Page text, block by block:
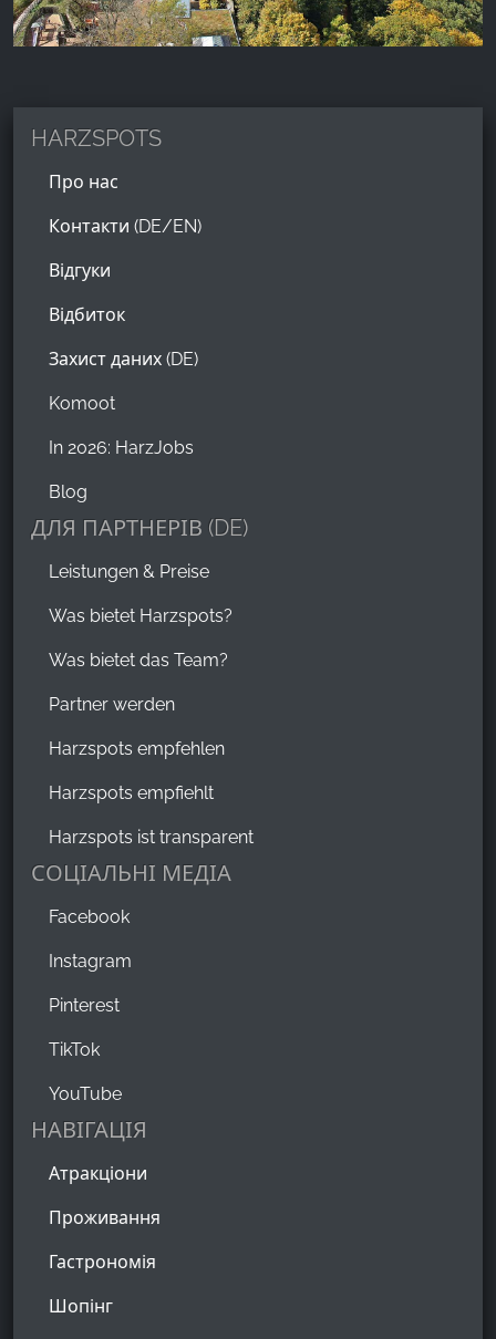
HARZSPOTS
Про нас
Контакти (DE/EN)
Відгуки
Відбиток
Захист даних (DE)
Komoot
In 2026: HarzJobs
Blog
ДЛЯ ПАРТНЕРІВ (DE)
Leistungen & Preise
Was bietet Harzspots?
Was bietet das Team?
Partner werden
Harzspots empfehlen
Harzspots empfiehlt
Harzspots ist transparent
СОЦІАЛЬНІ МЕДІА
Facebook
Instagram
Pinterest
TikTok
YouTube
НАВІГАЦІЯ
Атракціони
Проживання
Гастрономія
Шопінг